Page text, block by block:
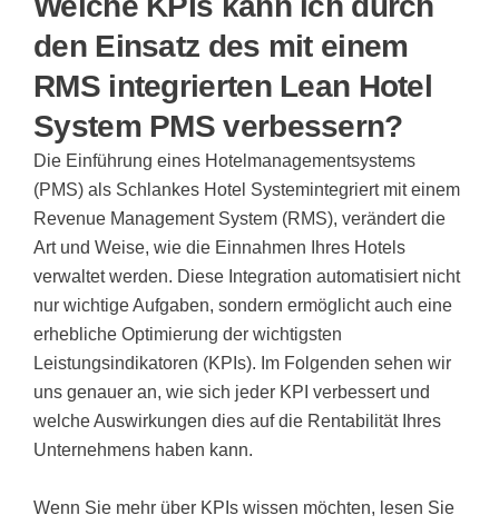
den Einsatz des mit einem
RMS integrierten Lean Hotel
System PMS verbessern?
Die Einführung eines Hotelmanagementsystems
(PMS) als Schlankes Hotel Systemintegriert mit einem
Revenue Management System (RMS), verändert die
Art und Weise, wie die Einnahmen Ihres Hotels
verwaltet werden. Diese Integration automatisiert nicht
nur wichtige Aufgaben, sondern ermöglicht auch eine
erhebliche Optimierung der wichtigsten
Leistungsindikatoren (KPIs). Im Folgenden sehen wir
uns genauer an, wie sich jeder KPI verbessert und
welche Auswirkungen dies auf die Rentabilität Ihres
Unternehmens haben kann.
Wenn Sie mehr über KPIs wissen möchten, lesen Sie